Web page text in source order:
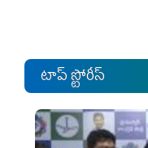
టాప్ స్టోరీస్